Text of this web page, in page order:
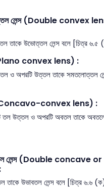
লেন্স (Double convex
তাকে উভোত্তল লেন্স বলে [চিত্র
convex lens) :
ও অপরটি উত্তল তাকে সমতলোত্তল
(Concavo-convex lens) :
তল উত্তল ও অপরটি অবতল তাকে
লেন্স (Double concave
তাকে উভাবতল লেন্স বলে [চিত্র ৬.৬